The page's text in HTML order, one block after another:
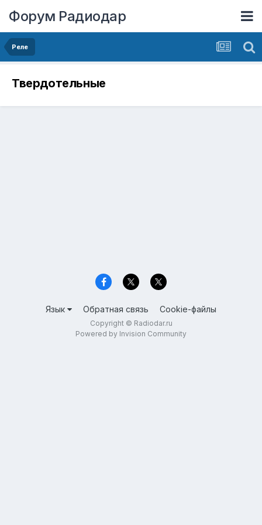
Форум Радиодар
Реле
Твердотельные
Язык Обратная связь Cookie-файлы
Copyright © Radiodar.ru
Powered by Invision Community